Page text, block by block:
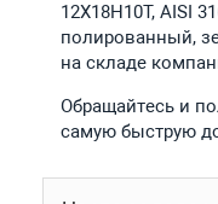
12Х18Н10Т, AISI
полированный,
на складе
Обращайтесь и
самую быструю